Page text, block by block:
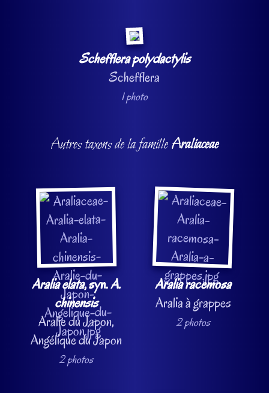
Schefflera polydactylis
Schefflera
1 photo
Autres taxons de la familleAraliaceae
Aralia elata, syn.A.
chinensis
Aralie du Japon,
Angélique du Japon
2 photos
Aralia racemosa
Aralia à grappes
2 photos